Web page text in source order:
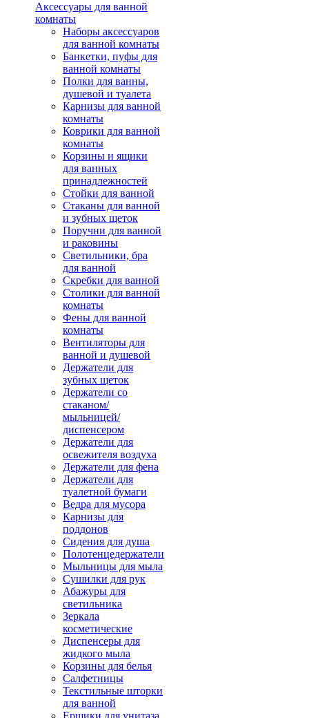
Аксессуары для ванной
комнаты
Наборы аксессуаров
для ванной комнаты
Банкетки, пуфы для
ванной комнаты
Полки для ванны,
душевой и туалета
Карнизы для ванной
комнаты
Коврики для ванной
комнаты
Корзины и ящики
для ванных
принадлежностей
Стойки для ванной
Стаканы для ванной
и зубных щеток
Поручни для ванной
и раковины
Светильники, бра
для ванной
Скребки для ванной
Столики для ванной
комнаты
Фены для ванной
комнаты
Вентиляторы для
ванной и душевой
Держатели для
зубных щеток
Держатели со
стаканом/
мыльницей/
диспенсером
Держатели для
освежителя воздуха
Держатели для фена
Держатели для
туалетной бумаги
Ведра для мусора
Карнизы для
поддонов
Сидения для душа
Полотенцедержатели
Мыльницы для мыла
Сушилки для рук
Абажуры для
светильника
Зеркала
косметические
Диспенсеры для
жидкого мыла
Корзины для белья
Салфетницы
Текстильные шторки
для ванной
Ершики для унитаза